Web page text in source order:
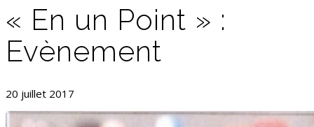
« En un Point » :
Evènement
20 juillet 2017